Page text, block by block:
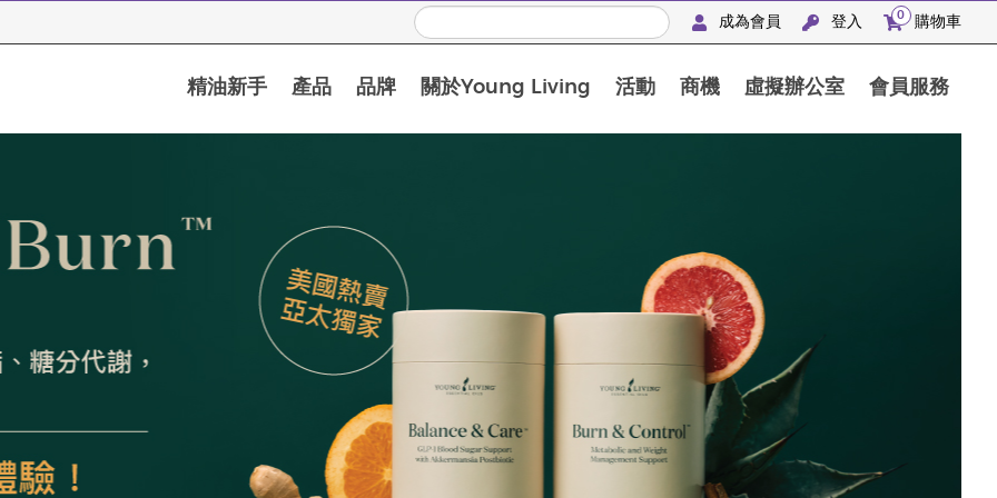
成為會員 登入 0 購物車
精油新手 產品 品牌 關於Young Living 活動 商機 虛擬辦公室 會員服務